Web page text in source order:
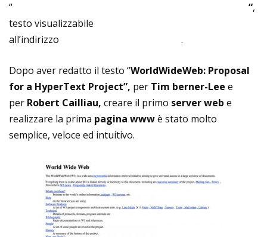
“
“,
testo visualizzabile
all’indirizzo
.
Dopo aver redatto il testo “WorldWideWeb: Proposal
for a HyperText Project”, per Tim berner-Lee e
per Robert Cailliau, creare il primo server web e
realizzare la prima pagina wwwè stato molto
semplice, veloce ed intuitivo.